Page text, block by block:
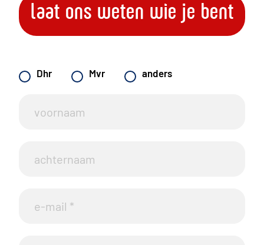
laat ons weten wie je bent
Dhr Mvr anders